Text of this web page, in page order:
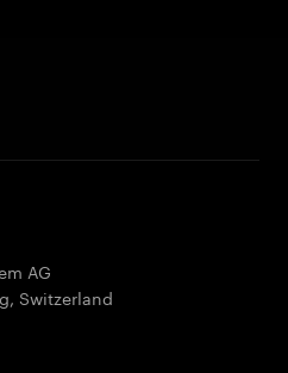
AG
, Switzerland